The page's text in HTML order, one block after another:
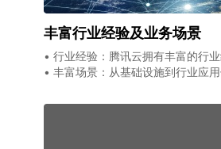
丰富行业经验及业务场景
• 行业经验：腾讯云拥有丰富的行
• 丰富场景：从基础设施到行业应